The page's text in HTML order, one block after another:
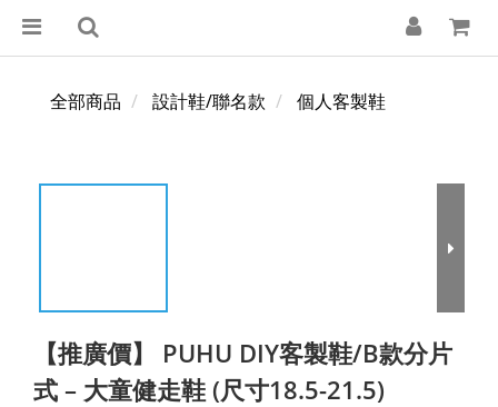
全部商品 設計鞋/聯名款 個人客製鞋
【推廣價】 PUHU DIY客製鞋/B款分片
式 – 大童健走鞋 (尺寸18.5-21.5)